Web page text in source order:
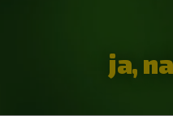
ja,